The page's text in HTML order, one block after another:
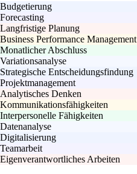
Budgetierung
Forecasting
Langfristige Planung
Business Performance Management
Monatlicher Abschluss
Variationsanalyse
Strategische Entscheidungsfindung
Projektmanagement
Analytisches Denken
Kommunikationsfähigkeiten
Interpersonelle Fähigkeiten
Datenanalyse
Digitalisierung
Teamarbeit
Eigenverantwortliches Arbeiten